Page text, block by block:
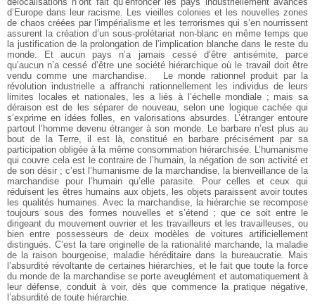
d’Europe dans leur racisme. Les vieilles colonies et les nouvelles zones
de chaos créées par l’impérialisme et les terrorismes qui s’en nourrissent
assurent la création d’un sous-prolétariat non-blanc en même temps que
la justification de la prolongation de l’implication blanche dans le reste du
monde. Et aucun pays n’a jamais cessé d’être antisémite, parce
qu’aucun n’a cessé d’être une société hiérarchique où le travail doit être
vendu comme une marchandise.
Le monde rationnel produit par la
révolution industrielle a affranchi rationnellement les individus de leurs
limites locales et nationales, les a liés à l’échelle mondiale ; mais sa
déraison est de les séparer de nouveau, selon une logique cachée qui
s’exprime en idées folles, en valorisations absurdes. L’étranger entoure
partout l’homme devenu étranger à son monde. Le barbare n’est plus au
bout de la Terre, il est là, constitué en barbare précisément par sa
participation obligée à la même consommation hiérarchisée. L’humanisme
qui couvre cela est le contraire de l’humain, la négation de son activité et
de son désir ; c’est l’humanisme de la marchandise, la bienveillance de la
marchandise pour l’humain qu’elle parasite. Pour celles et ceux qui
réduisent les êtres humains aux objets, les objets paraissent avoir toutes
les qualités humaines. Avec la marchandise, la hiérarchie se recompose
toujours sous des formes nouvelles et s’étend ; que ce soit entre le
dirigeant du mouvement ouvrier et les travailleurs et les travailleuses, ou
bien entre possesseurs de deux modèles de voitures artificiellement
distingués. C’est la tare originelle de la rationalité marchande, la maladie
de la raison bourgeoise, maladie héréditaire dans la bureaucratie. Mais
l’absurdité révoltante de certaines hiérarchies, et le fait que toute la force
du monde de la marchandise se porte aveuglément et automatiquement à
leur défense, conduit à voir, dès que commence la pratique négative,
l’absurdité de toute hiérarchie.